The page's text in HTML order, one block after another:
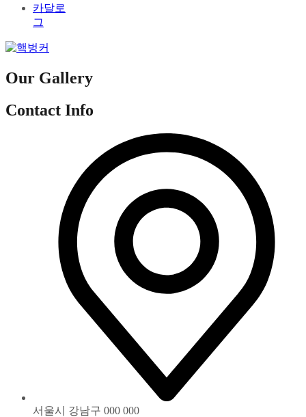
카달로
그
Our Gallery
Contact Info
서울시 강남구 000 000